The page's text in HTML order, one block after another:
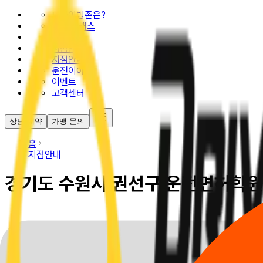
드라이빙존은?
추천 클래스
시험안내
지점안내
운전이야기
이벤트
고객센터
상담 예약 가맹 문의
홈
지점안내
경기도 수원시 권선구 운전면허학원